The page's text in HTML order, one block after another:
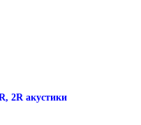
2R акустики